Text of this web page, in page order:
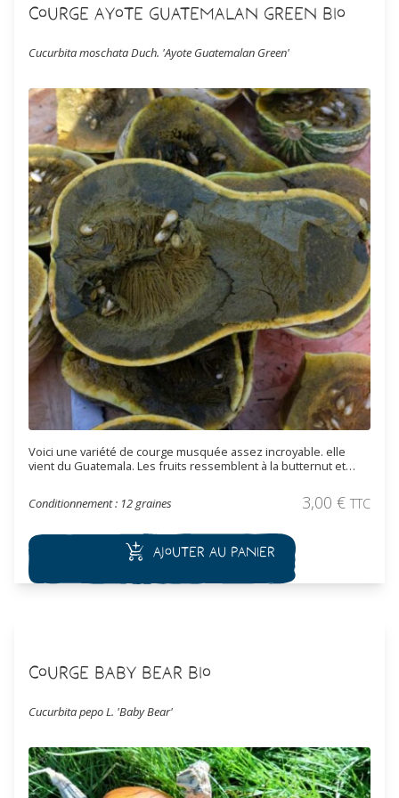
Courge Ayote Guatemalan Green Bio
Cucurbita moschata Duch. 'Ayote Guatemalan Green'
Voici une variété de courge musquée assez incroyable. elle
vient du Guatemala. Les fruits ressemblent à la butternut et
portant des macules. En ouvrant les fruits, on découvre une
chair verte assez foncée surprenante et qui à la cuisson prend
Conditionnement : 12 graines 3,00 € TTC
Ajouter au panier
Courge Baby Bear Bio
Cucurbita pepo L. 'Baby Bear'